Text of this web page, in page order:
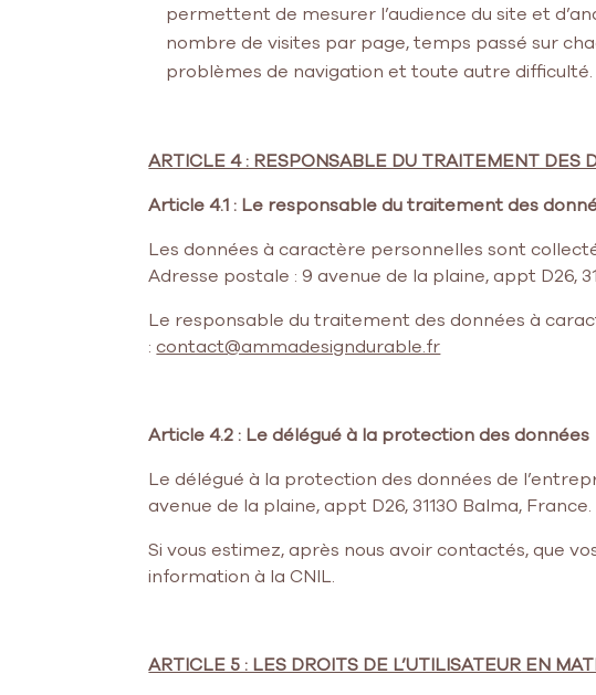
permettent de mesurer l’audience du site et
nombre de visites par page, temps passé sur
problèmes de navigation et toute autre
ARTICLE 4 : RESPONSABLE DU TRAITEMENT
Article 4.1 : Le responsable du traitement des
Les données à caractère personnelles sont
Adresse postale : 9 avenue de la plaine, appt D26,
Le responsable du traitement des données à
:contact@ammadesigndurable.fr
Article 4.2 : Le délégué à la protection des données
Le délégué à la protection des données de
avenue de la plaine, appt D26, 31130 Balma, France.
Si vous estimez, après nous avoir contactés, que
information à la CNIL.
ARTICLE 5 : LES DROITS DE L’UTILISATEUR EN